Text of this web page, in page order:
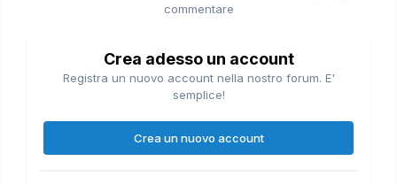
commentare
Crea adesso un account
Registra un nuovo account nella nostro forum. E'
semplice!
Crea un nuovo account